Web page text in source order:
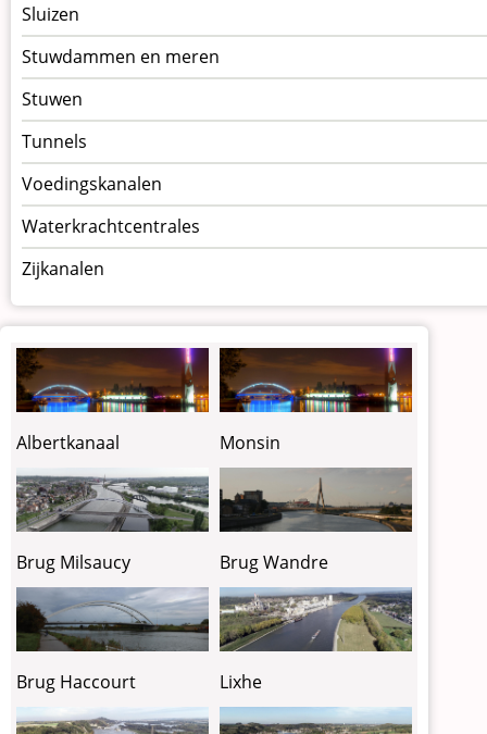
Sluizen
Stuwdammen en meren
Stuwen
Tunnels
Voedingskanalen
Waterkrachtcentrales
Zijkanalen
Albertkanaal Monsin
Brug Milsaucy Brug Wandre
Brug Haccourt Lixhe